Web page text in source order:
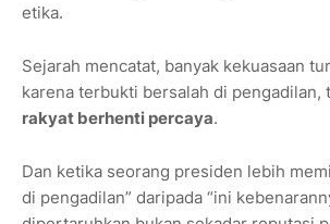
etika.
Sejarah mencatat, banyak kekuasaan
karena terbukti bersalah di pengadilan,
rakyat berhenti percaya.
Dan ketika seorang presiden lebih
di pengadilan” daripada “ini